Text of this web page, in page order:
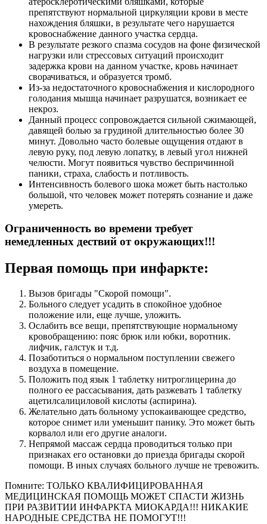
препятствуют нормальной циркуляции крови в месте
нахождения бляшки, в результате чего нарушается
кровоснабжение данного участка сердца.
В результате резкого спазма сосудов на фоне физической
нагрузки или стрессовых ситуаций происходит
задержка крови на данном участке, кровь начинает
сворачиваться, и образуется тромб.
Из-за недостаточного кровоснабжения и кислородного
голодания мышца начинает разрушатся, возникает ее
некроз.
Данный процесс сопровождается сильной сжимающей,
давящей болью за грудиной длительностью более 30
минут. Довольно часто болевые ощущения отдают в
левую руку, под левую лопатку, в левый угол нижней
челюсти. Могут появиться чувство беспричинной
паники, страха, слабость и потливость.
Интенсивность болевого шока может быть настолько
большой, что человек может потерять сознание и даже
умереть.
Ограниченность во времени требует
немедленных дествий от окружающих!!!
Первая помощь при инфаркте:
Вызов бригады "Скорой помощи".
Больного следует усадить в спокойное удобное
положение или, еще лучше, уложить.
Ослабить все вещи, препятствующие нормальному
кровобращению: пояс брюк или юбки, воротник.
лифчик, галстук и т.д.
Позаботиться о нормальном поступлении свежего
воздуха в помещение.
Положить под язык 1 таблетку нитроглицерина до
полного ее рассасывания, дать разжевать 1 таблетку
ацетилсалициловой кислоты (аспирина).
Желательно дать больному успокаивающее средство,
которое снимет или уменьшит панику. Это может быть
корвалол или его другие аналоги.
Непрямой массаж сердца проводиться только при
признаках его остановки до приезда бригады скорой
помощи. В иных случаях больного лучше не тревожить.
Помните: ТОЛЬКО КВАЛИФИЦИРОВАННАЯ
МЕДИЦИНСКАЯ ПОМОЩЬ МОЖЕТ СПАСТИ ЖИЗНЬ
ПРИ РАЗВИТИИ ИНФАРКТА МИОКАРДА!!! НИКАКИЕ
НАРОДНЫЕ СРЕДСТВА НЕ ПОМОГУТ!!!